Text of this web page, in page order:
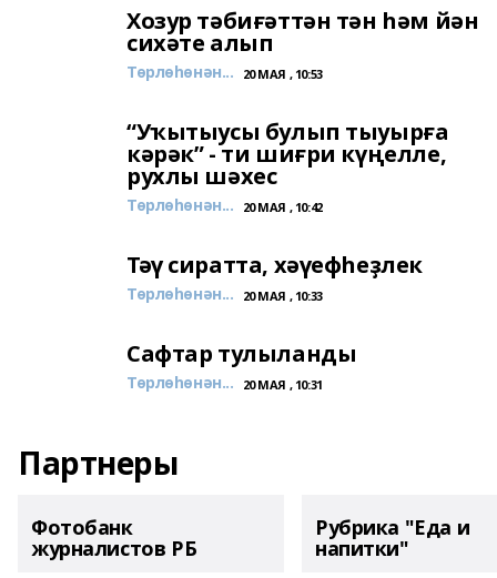
Хозур тәбиғәттән тән һәм йән
сихәте алып
Төрлөһөнән... 20 МАЯ , 10:53
“Уҡытыусы булып тыуырға
кәрәк” - ти шиғри күңелле,
рухлы шәхес
Төрлөһөнән... 20 МАЯ , 10:42
Тәү сиратта, хәүефһеҙлек
Төрлөһөнән... 20 МАЯ , 10:33
Сафтар тулыланды
Төрлөһөнән... 20 МАЯ , 10:31
Партнеры
Фотобанк
журналистов РБ
Рубрика "Еда и
напитки"